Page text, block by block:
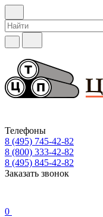
Телефоны
8 (495) 745-42-82
8 (800) 333-42-82
8 (495) 845-42-82
Заказать звонок
0